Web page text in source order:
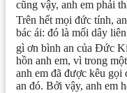
cũng vậy, anh em phải
Trên hết mọi đức tính,
bác ái: đó là mối dây
gì ơn bình an của Đức
hồn anh em, vì trong
anh em đã được kêu gọi
an đó. Bởi vậy, anh em